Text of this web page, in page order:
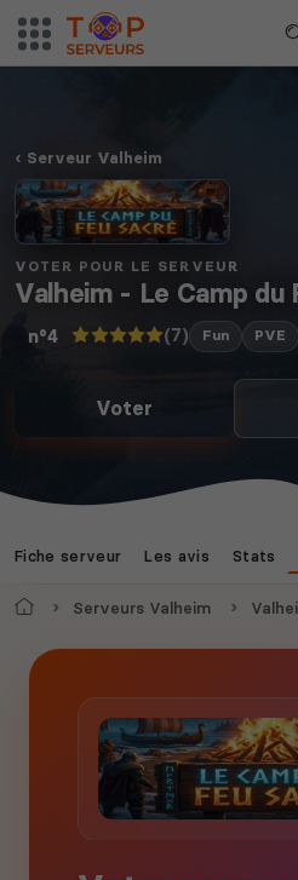
Serveur Valheim
VOTER POUR LE SERVEUR
Valheim - Le Camp du
n°4 (7) Fun PVE
Voter
Fiche serveur Les avis Stats
AccueilServeurs Valheim